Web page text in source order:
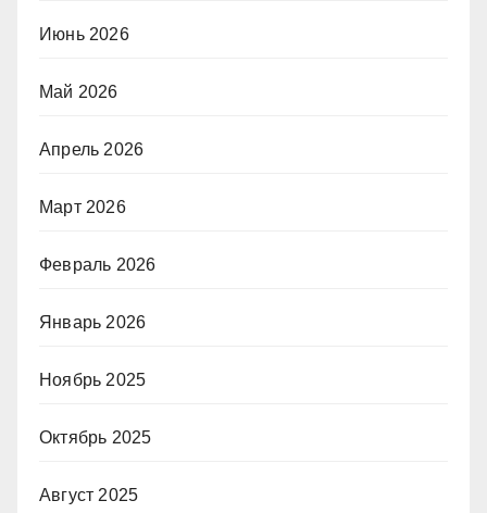
Июнь 2026
Май 2026
Апрель 2026
Март 2026
Февраль 2026
Январь 2026
Ноябрь 2025
Октябрь 2025
Август 2025